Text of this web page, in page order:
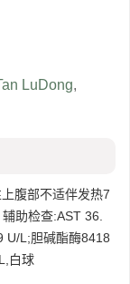
LuDong,
腹部不适伴发热7
助检查:AST 36.
U/L;胆碱酯酶8418
白球